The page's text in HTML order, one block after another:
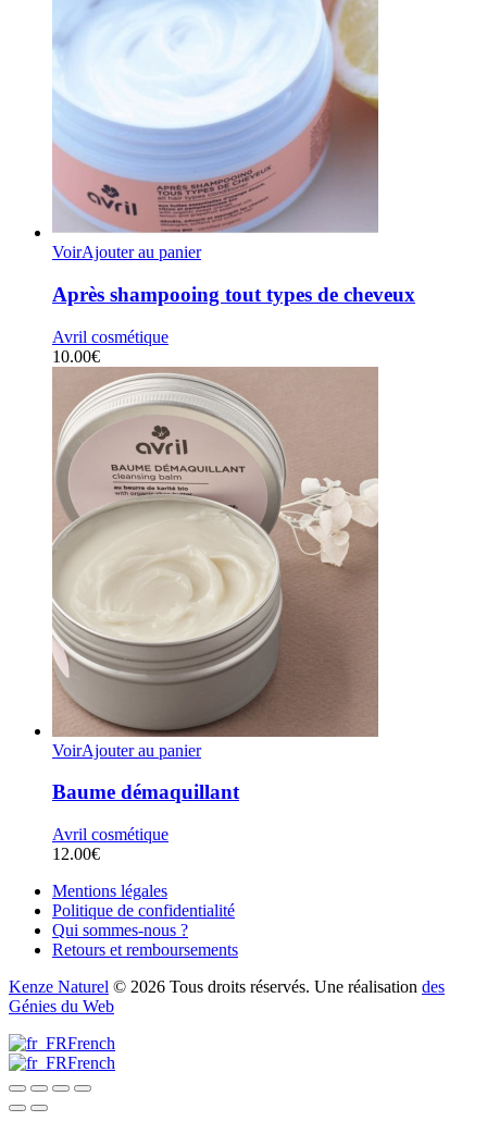
VoirAjouter au panier
Après shampooing tout types de cheveux
Avril cosmétique
10.00€
VoirAjouter au panier
Baume démaquillant
Avril cosmétique
12.00€
Mentions légales
Politique de confidentialité
Qui sommes-nous ?
Retours et remboursements
Kenze Naturel © 2026 Tous droits réservés. Une réalisation des
Génies du Web
French
French